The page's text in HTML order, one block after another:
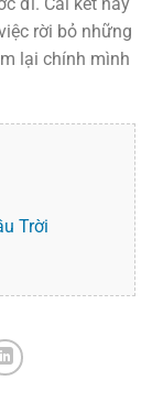
rời bỏ những
lại chính mình
Trời